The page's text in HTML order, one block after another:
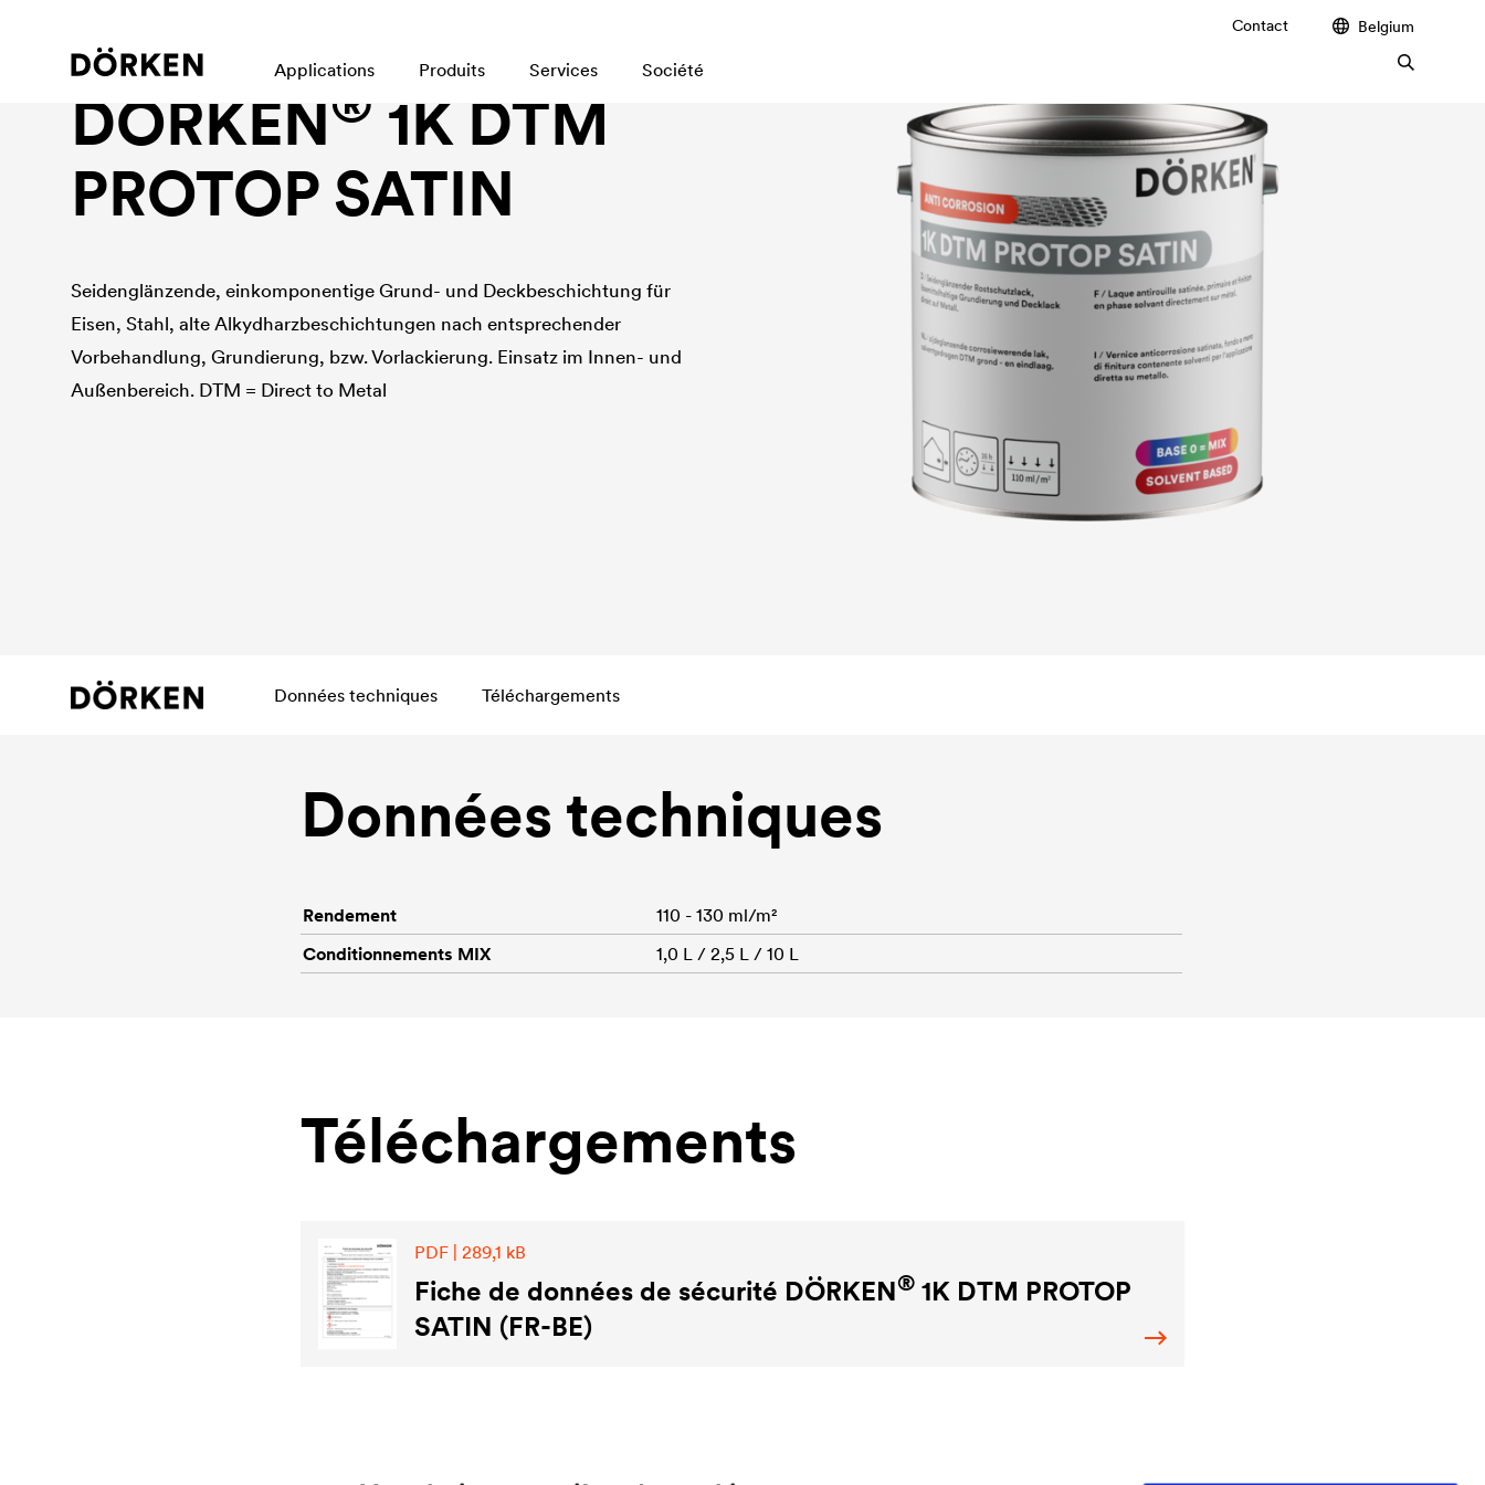
Contact Belgium
Applications Produits Services Société
Peintures anticorrosion
DÖRKEN® 1K DTM
PROTOP SATIN
Seidenglänzende, einkomponentige Grund- und Deckbeschichtung für
Eisen, Stahl, alte Alkydharzbeschichtungen nach entsprechender
Vorbehandlung, Grundierung, bzw. Vorlackierung. Einsatz im Innen- und
Außenbereich. DTM = Direct to Metal
Données techniques Téléchargements
Données techniques
Rendement
110 - 130 ml/m²
Conditionnements MIX
1,0 L / 2,5 L / 10 L
Téléchargements
PDF | 289,1 kB
Fiche de données de sécurité DÖRKEN® 1K DTM PROTOP
SATIN (FR-BE)